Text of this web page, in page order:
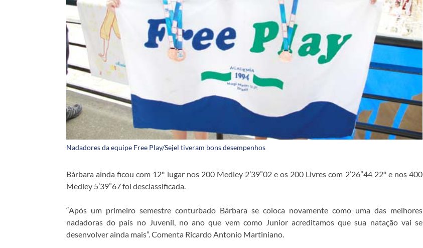
Nadadores da equipe Free Play/Sejel tiveram bons desempenhos
Bárbara ainda ficou com 12º lugar nos 200 Medley 2’39”02 e os 200 Livres com 2’26”44 22º e nos 400
Medley 5’39”67 foi desclassificada.
“Após um primeiro semestre conturbado Bárbara se coloca novamente como uma das melhores
nadadoras do país no Juvenil, no ano que vem como Junior acreditamos que sua natação vai se
desenvolver ainda mais”. Comenta Ricardo Antonio Martiniano.